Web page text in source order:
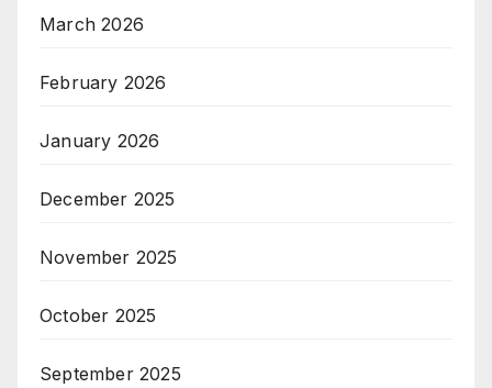
March 2026
February 2026
January 2026
December 2025
November 2025
October 2025
September 2025